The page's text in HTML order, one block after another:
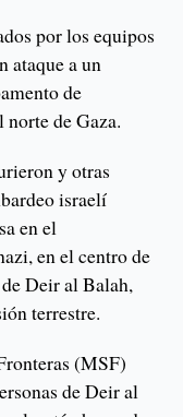
por los equipos
ataque a un
de
de Gaza.
y otras
israelí
en el
en el centro de
Deir al Balah,
terrestre.
(MSF)
de Deir al